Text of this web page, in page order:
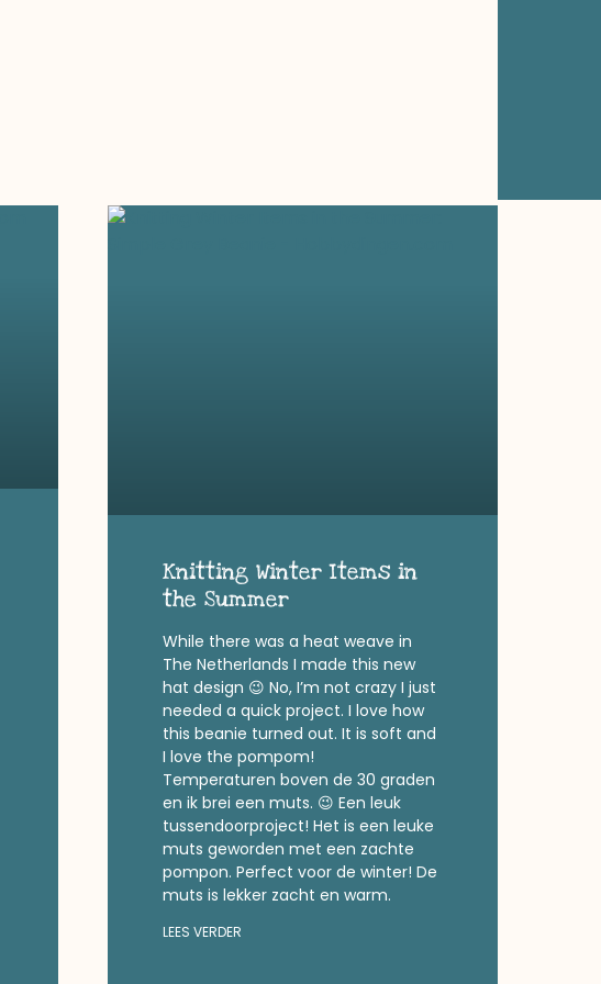
Knitting Winter Items in
the Summer
While there was a heat weave in
The Netherlands I made this new
hat design 😉 No, I’m not crazy I just
needed a quick project. I love how
this beanie turned out. It is soft and
I love the pompom!
Temperaturen boven de 30 graden
en ik brei een muts. 😉 Een leuk
tussendoorproject! Het is een leuke
muts geworden met een zachte
pompon. Perfect voor de winter! De
muts is lekker zacht en warm.
LEES VERDER